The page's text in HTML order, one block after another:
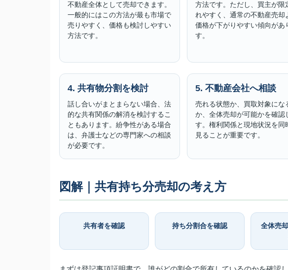
不動産全体として売却できます。
一般的にはこの方法が最も市場で
売りやすく、価格も検討しやすい
方法です。
方法です。ただし、買主が限
れやすく、通常の不動産売却
価格が下がりやすい傾向があ
す。
4. 共有物分割を検討
話し合いがまとまらない場合、法
的な共有関係の解消を検討するこ
ともあります。紛争性がある場合
は、弁護士などの専門家への相談
が必要です。
5. 不動産会社へ相談
売れる状態か、買取対象にな
か、全体売却が可能かを確認
す。権利関係と現地状況を同
見ることが重要です。
図解｜共有持ち分売却の考え方
共有者を確認 持ち分割合を確認
全体売